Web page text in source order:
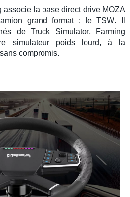
associe la base direct drive MOZA
grand format : leTSW. Il
de Truck Simulator,
Farming
simulateur poids lourd, à la
compromis.